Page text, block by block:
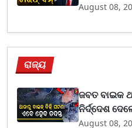
August 08,
ରାଜ୍ୟ
ଜବତ ବାଇକ
ନିର୍ଦ୍ଦେଶ
August 08,